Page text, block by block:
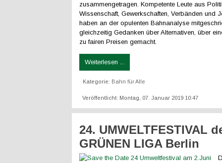
zusammengetragen. Kompetente Leute aus
Wissenschaft, Gewerkschaften, Verbänden und
haben an der opulenten Bahnanalyse
gleichzeitig Gedanken über Alternativen, über
zu fairen Preisen gemacht.
Weiterlesen ...
Kategorie: Bahn für Alle
Veröffentlicht: Montag, 07. Januar 2019 10:47
24. UMWELTFESTIVAL
GRÜNEN LIGA Berlin